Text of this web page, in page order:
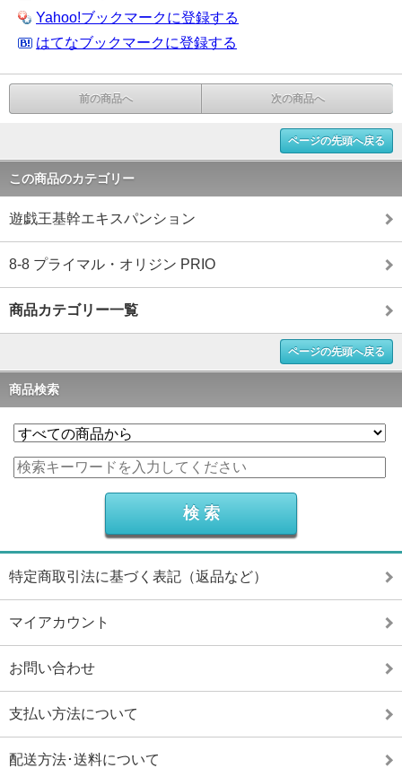
Yahoo!ブックマークに登録する
はてなブックマークに登録する
前の商品へ 次の商品へ
ページの先頭へ戻る
この商品のカテゴリー
遊戯王基幹エキスパンション
8-8 プライマル・オリジン PRIO
商品カテゴリー一覧
ページの先頭へ戻る
商品検索
特定商取引法に基づく表記（返品など）
マイアカウント
お問い合わせ
支払い方法について
配送方法･送料について